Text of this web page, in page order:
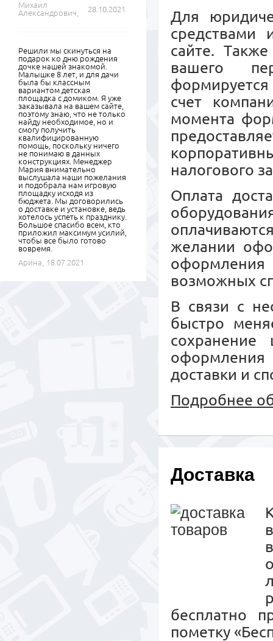
Для
средствами
сайте.
вашего
счет
момента
налогового
Оплата
желании
возможных
В связи с
быстро
доставки и
Подробнее
Доставка
бесплатно
пометку
Михаил
Александрович,
28.10.2021
Решили мы скинуться на
подарок ко дню рождения
дочке нашей знакомой.
Малышке 8 лет, и для дачи
была бы классным
вариантом детская
площадка с домиком. Я уже
заказывала на вашем сайте,
поэтому знаю, что не только
найду необходимое, но и
смогу получить
квалифицированную
помощь, поскольку ничего
не понимаю в данных
конструкциях. Менеджер
Мария внимательно
выслушала наши пожелания
и подобрала нам игровую
площадку исходя из
бюджета. Мы договорились
о доставке и установке, ведь
хотелось успеть к празднику.
Большое спасибо всем, кто
приложил максимум усилий,
чтобы все было готово
вовремя.
Арина,
18.07.2021